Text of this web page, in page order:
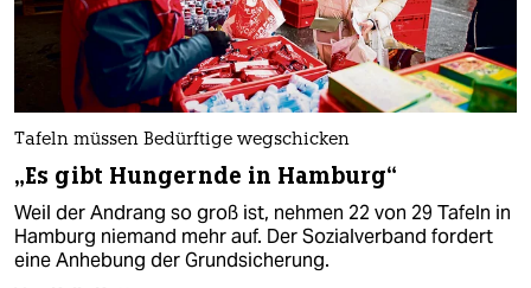
Tafeln müssen Bedürftige wegschicken
„Es gibt Hungernde in Hamburg“
Weil der Andrang so groß ist, nehmen 22 von 29 Tafeln in
Hamburg niemand mehr auf. Der Sozialverband fordert
eine Anhebung der Grundsicherung.